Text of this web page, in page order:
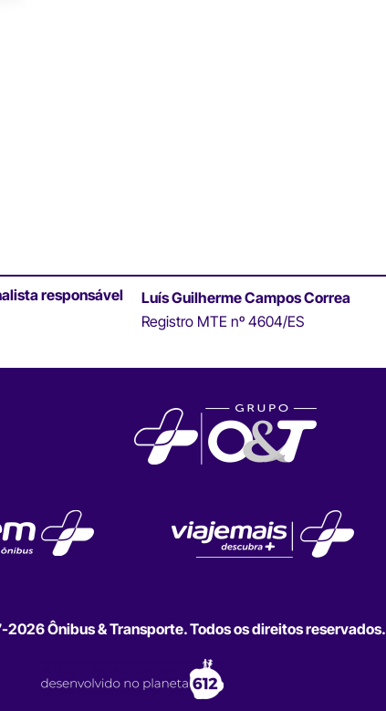
responsável
Luís Guilherme Campos Correa
Registro MTE nº 4604/ES
Ônibus & Transporte. Todos os direitos reservados.